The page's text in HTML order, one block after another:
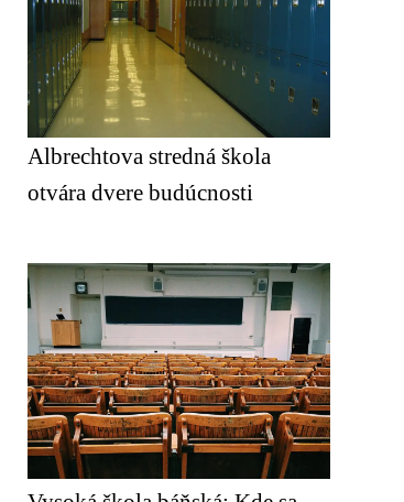
Albrechtova stredná škola
otvára dvere budúcnosti